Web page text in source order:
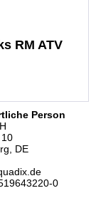
RM ATV
Person
DE
0